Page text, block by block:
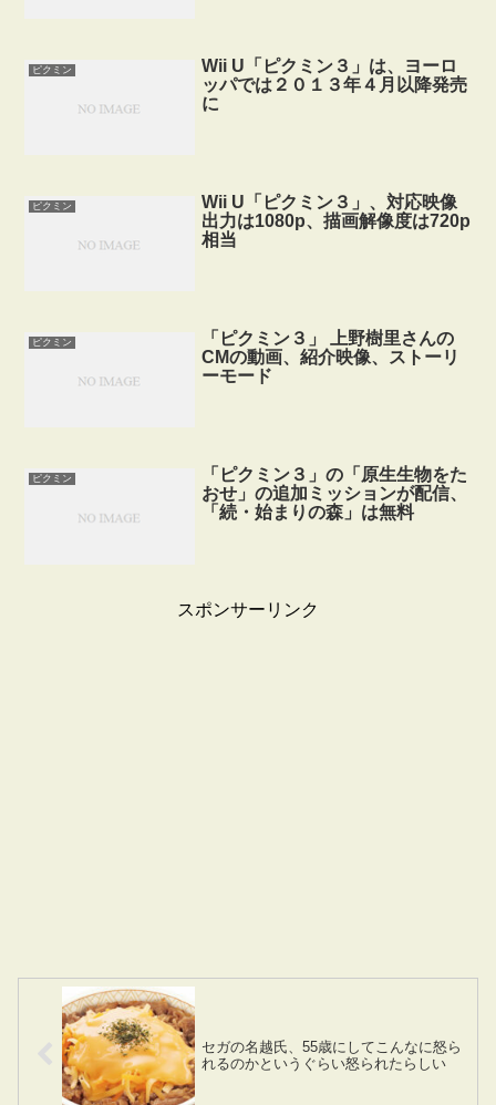
ピクミン
Wii U「ピクミン３」は、ヨーロ
ッパでは２０１３年４月以降発売
に
ピクミン
Wii U「ピクミン３」、対応映像
出力は1080p、描画解像度は720p
相当
ピクミン
「ピクミン３」 上野樹里さんの
CMの動画、紹介映像、ストーリ
ーモード
ピクミン
「ピクミン３」の「原生生物をた
おせ」の追加ミッションが配信、
「続・始まりの森」は無料
スポンサーリンク
セガの名越氏、55歳にしてこんなに怒ら
れるのかというぐらい怒られたらしい